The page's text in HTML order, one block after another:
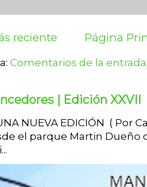
reciente Página
Comentarios de la
| Edición XXVII
NUEVA EDICIÓN ( Por
el parque Martin Dueño